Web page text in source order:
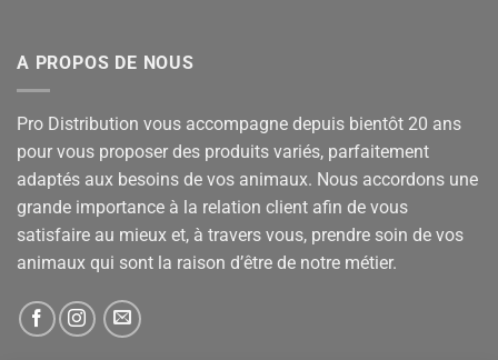
A PROPOS DE NOUS
Pro Distribution vous accompagne depuis bientôt 20 ans
pour vous proposer des produits variés, parfaitement
adaptés aux besoins de vos animaux. Nous accordons une
grande importance à la relation client afin de vous
satisfaire au mieux et, à travers vous, prendre soin de vos
animaux qui sont la raison d’être de notre métier.